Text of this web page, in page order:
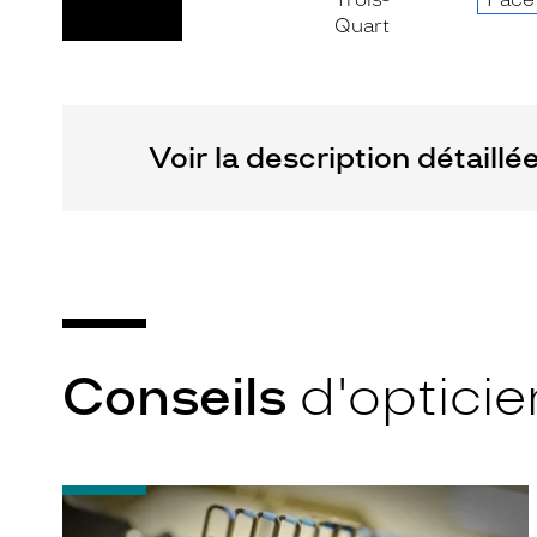
Voir la description
Conseils
-
Quel